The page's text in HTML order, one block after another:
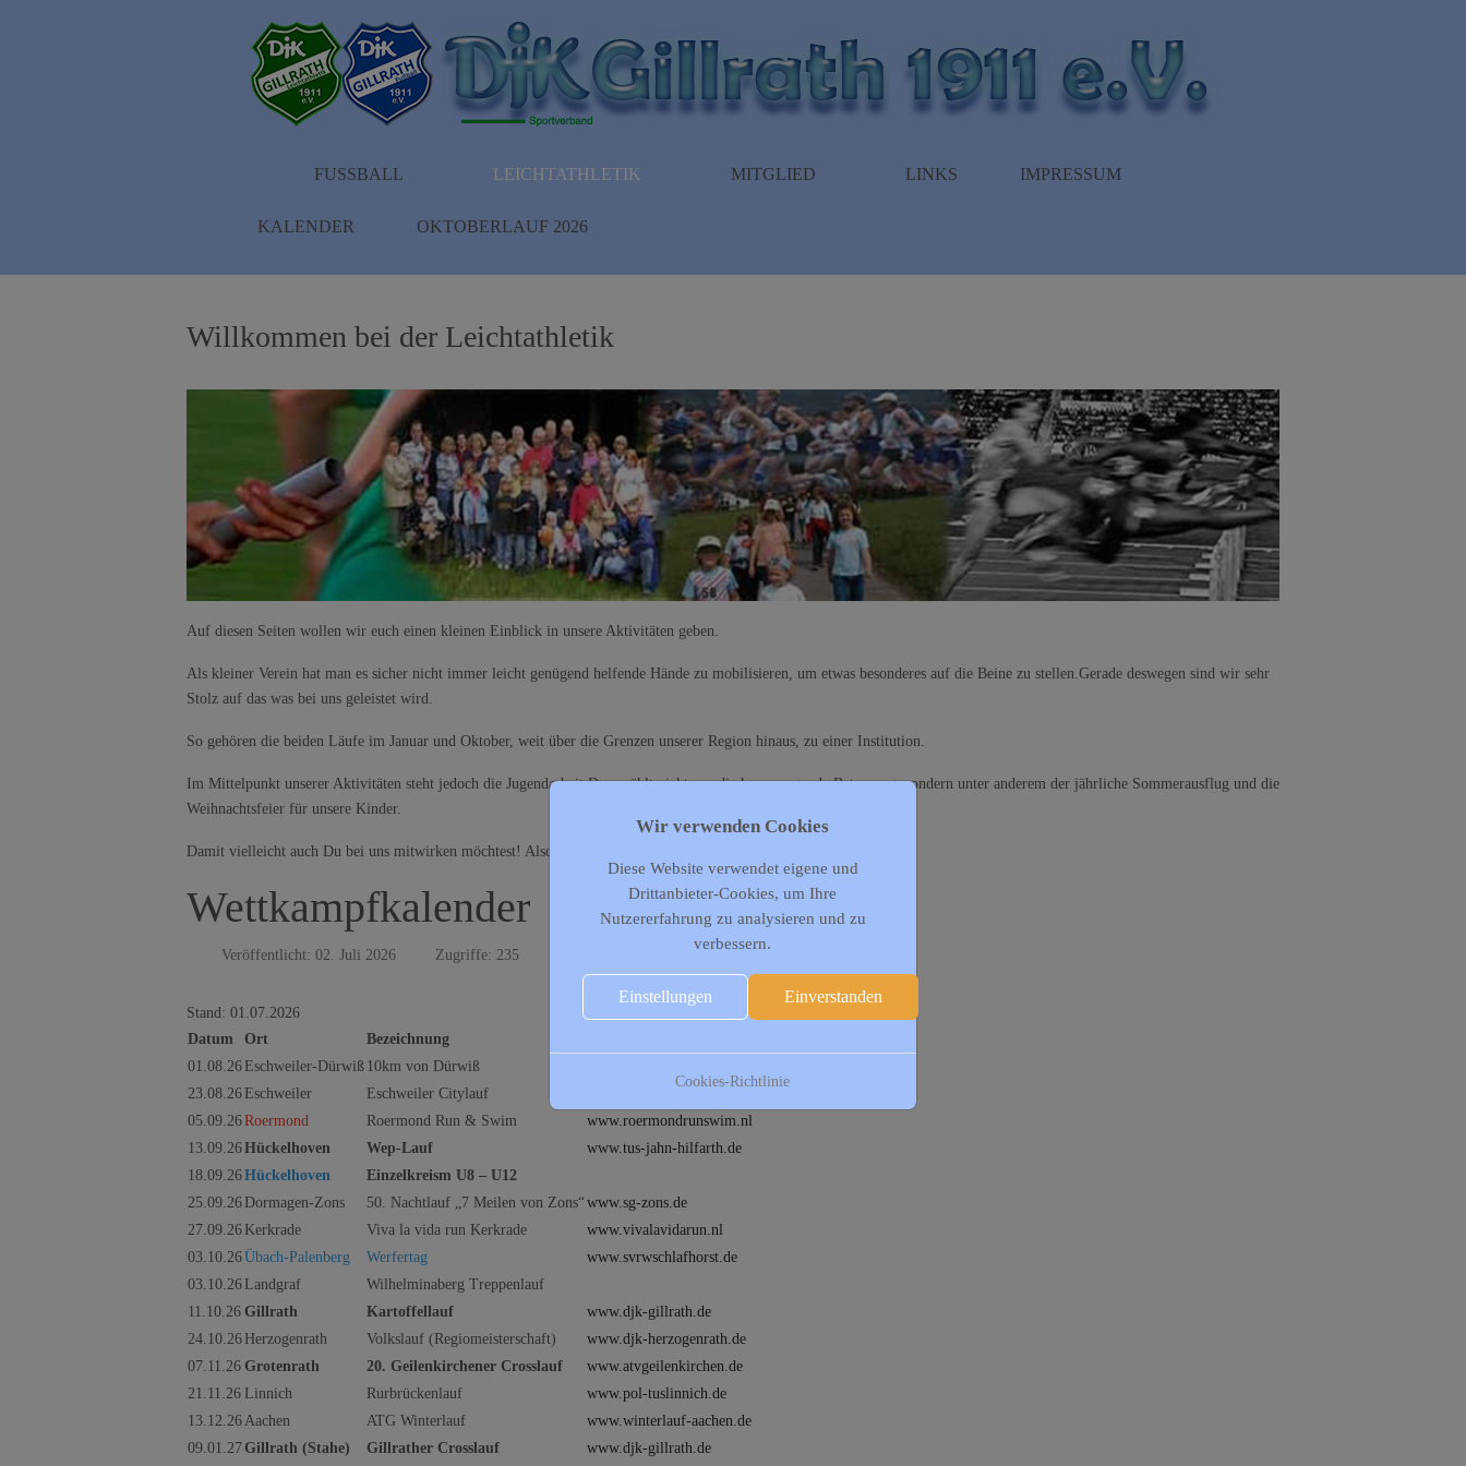
FUSSBALL LEICHTATHLETIK MITGLIED LINKS IMPRESSUM
KALENDER OKTOBERLAUF 2026
Willkommen bei der Leichtathletik
Auf diesen Seiten wollen wir euch einen kleinen Einblick in unsere Aktivitäten geben.
Als kleiner Verein hat man es sicher nicht immer leicht genügend helfende Hände zu mobilisieren, um etwas besonderes auf die Beine zu stellen.Gerade deswegen sind wir sehr
Stolz auf das was bei uns geleistet wird.
So gehören die beiden Läufe im Januar und Oktober, weit über die Grenzen unserer Region hinaus, zu einer Institution.
Im Mittelpunkt unserer Aktivitäten steht jedoch die Jugendarbeit.Dazu zählt nicht nur die hervorragende Betreuung, sondern unter anderem der jährliche Sommerausflug und die
Weihnachtsfeier für unsere Kinder.
Damit vielleicht auch Du bei uns mitwirken möchtest! Also schaut immer mal wieder vorbei!
Wettkampfkalender
Veröffentlicht: 02. Juli 2026 Zugriffe: 235
Stand: 01.07.2026
Datum
Ort Bezeichnung
01.08.26 Eschweiler-Dürwiß 10km von Dürwiß
23.08.26 Eschweiler
Eschweiler Citylauf
05.09.26Roermond Roermond Run & Swim
www.roermondrunswim.nl
13.09.26Hückelhoven Wep-Lauf
www.tus-jahn-hilfarth.de
18.09.26Hückelhoven
Einzelkreism U8 – U12
25.09.26 Dormagen-Zons 50. Nachtlauf „7 Meilen von Zons“www.sg-zons.de
27.09.26 Kerkrade Viva la vida run Kerkrade
www.vivalavidarun.nl
03.10.26Übach-Palenberg Werfertag
www.svrwschlafhorst.de
03.10.26 Landgraf
Wilhelminaberg Treppenlauf
11.10.26 Gillrath Kartoffellauf
www.djk-gillrath.de
24.10.26 Herzogenrath Volkslauf (Regiomeisterschaft)
www.djk-herzogenrath.de
07.11.26 Grotenrath 20. Geilenkirchener Crosslauf
www.atvgeilenkirchen.de
21.11.26 Linnich Rurbrückenlauf
www.pol-tuslinnich.de
13.12.26Aachen ATG Winterlauf
www.winterlauf-aachen.de
09.01.27 Gillrath (Stahe) Gillrather Crosslauf www.djk-gillrath.de
Wir verwenden Cookies
Diese Website verwendet eigene und
Drittanbieter-Cookies, um Ihre
Nutzererfahrung zu analysieren und zu
verbessern.
Einstellungen Einverstanden
Cookies-Richtlinie